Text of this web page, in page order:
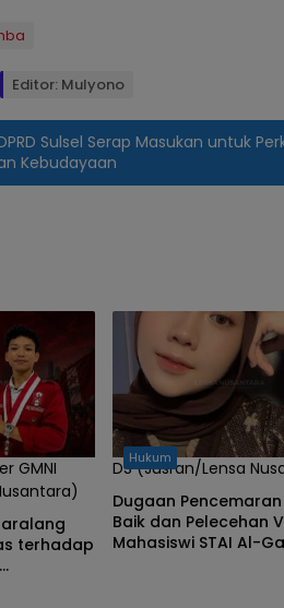
Editor: Mulyono
Sulsel Serap Masukan untuk
Kebudayaan
GMNI
terhadap
DS (Jusran/Lensa
Hukum
Dugaan
Baik dan Pelecehan
Mahasiswi STAI Al-